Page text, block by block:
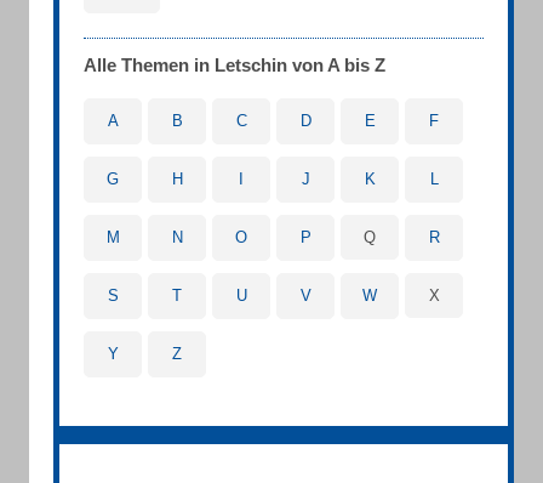
Alle Themen in Letschin von A bis Z
A B C D E F
G H J K L
M N O P Q R
S T U V W X
Y Z